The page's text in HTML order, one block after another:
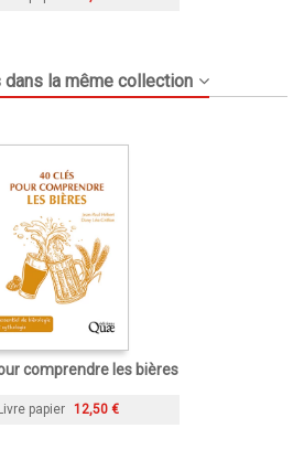
dans la même collection
comprendre les bières
papier 12,50 €